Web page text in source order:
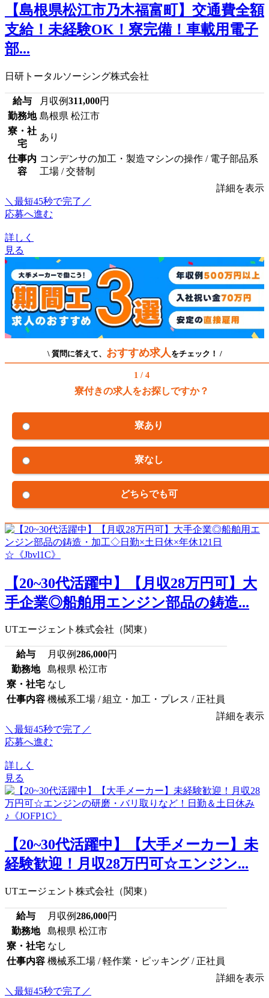
【島根県松江市乃木福富町】交通費全額
支給！未経験OK！寮完備！車載用電子
部...
日研トータルソーシング株式会社
給与 月収例311,000円
勤務地 島根県 松江市
寮・社
宅
あり
仕事内
容
コンデンサの加工・製造マシンの操作 / 電子部品系
工場 / 交替制
詳細を表示
＼最短45秒で完了／
応募へ進む
詳しく
見る
\ 質問に答えて、 おすすめ求人 をチェック！ /
1 / 4
寮付きの求人をお探しですか？
寮あり
寮なし
どちらでも可
【20~30代活躍中】【月収28万円可】大
手企業◎船舶用エンジン部品の鋳造...
UTエージェント株式会社（関東）
給与 月収例286,000円
勤務地
島根県 松江市
寮・社宅 なし
仕事内容 機械系工場 / 組立・加工・プレス / 正社員
詳細を表示
＼最短45秒で完了／
応募へ進む
詳しく
見る
【20~30代活躍中】【大手メーカー】未
経験歓迎！月収28万円可☆エンジン...
UTエージェント株式会社（関東）
給与 月収例286,000円
勤務地
島根県 松江市
寮・社宅 なし
仕事内容 機械系工場 / 軽作業・ピッキング / 正社員
詳細を表示
＼最短45秒で完了／